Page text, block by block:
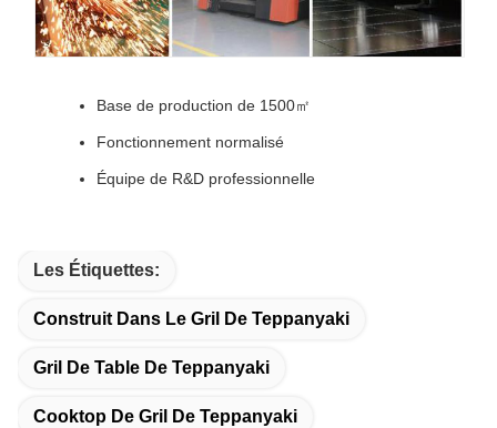
Base de production de 1500㎡
Fonctionnement normalisé
Équipe de R&D professionnelle
Les Étiquettes:
Construit Dans Le Gril De Teppanyaki
Gril De Table De Teppanyaki
Cooktop De Gril De Teppanyaki